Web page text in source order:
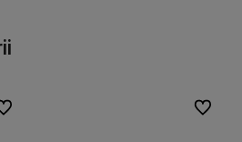
ulubionych
ulubionych Do
Do